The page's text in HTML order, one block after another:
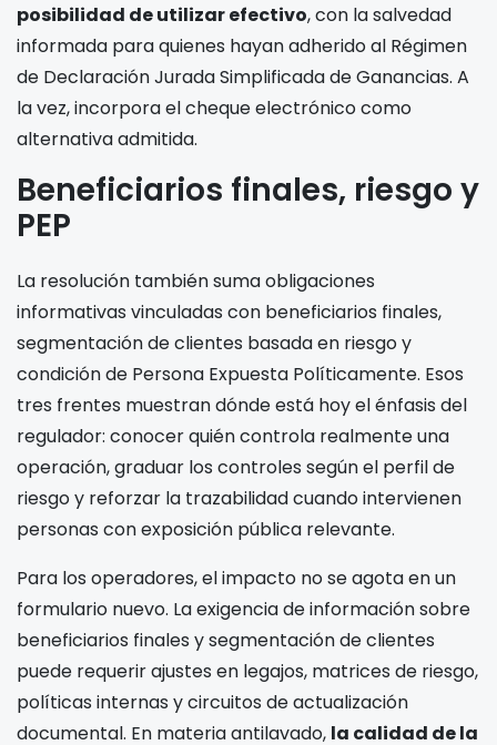
posibilidad de utilizar efectivo, con la salvedad
informada para quienes hayan adherido al Régimen
de Declaración Jurada Simplificada de Ganancias. A
la vez, incorpora el cheque electrónico como
alternativa admitida.
Beneficiarios finales, riesgo y
PEP
La resolución también suma obligaciones
informativas vinculadas con beneficiarios finales,
segmentación de clientes basada en riesgo y
condición de Persona Expuesta Políticamente. Esos
tres frentes muestran dónde está hoy el énfasis del
regulador: conocer quién controla realmente una
operación, graduar los controles según el perfil de
riesgo y reforzar la trazabilidad cuando intervienen
personas con exposición pública relevante.
Para los operadores, el impacto no se agota en un
formulario nuevo. La exigencia de información sobre
beneficiarios finales y segmentación de clientes
puede requerir ajustes en legajos, matrices de riesgo,
políticas internas y circuitos de actualización
documental. En materia antilavado, la calidad de la